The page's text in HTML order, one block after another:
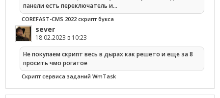
панели есть переключатель и…
COREFAST-CMS 2022 скрипт букса
sever
18.02.2023 в 10:23
Не покупаем скрипт весь в дырах как решето и еще за 8
просить чмо рогатое
Cкрипт сервиса заданий WmTask